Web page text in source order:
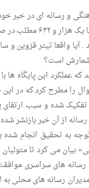
و رسانه ای در خبر
از رسانه های چاپی جدا
آیا واقعا تیتر قزوین
شمارش است؟
این پایگاه ها
را مطرح کرد که در
شده و سبب ارتقای
از آن خبر بازنشر
به تحقیق انجام
می کرد تا متولیان
رسانه های سراسری
رسانه های محلی به